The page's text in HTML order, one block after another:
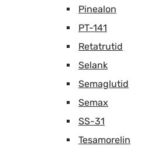
Pinealon
PT-141
Retatrutid
Selank
Semaglutid
Semax
SS-31
Tesamorelin